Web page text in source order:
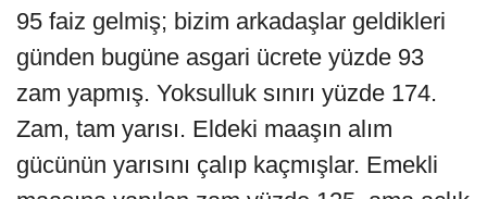
95 faiz gelmiş; bizim arkadaşlar geldikleri
günden bugüne asgari ücrete yüzde 93
zam yapmış. Yoksulluk sınırı yüzde 174.
Zam, tam yarısı. Eldeki maaşın alım
gücünün yarısını çalıp kaçmışlar. Emekli